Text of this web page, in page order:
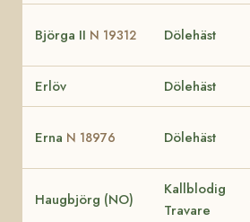
Björga II N 19312 Dölehäst
Erlöv Dölehäst
Erna N 18976 Dölehäst
Haugbjörg (NO)
Kallblodig
Travare